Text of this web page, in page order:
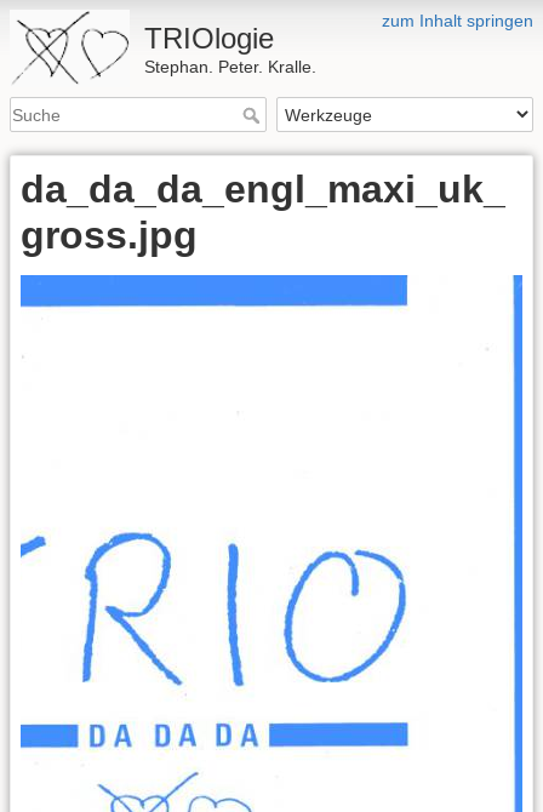
zum Inhalt springen
TRIOlogie
Stephan. Peter. Kralle.
da_da_da_engl_maxi_uk_
gross.jpg